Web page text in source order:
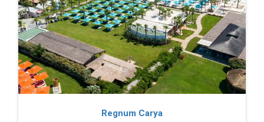
Regnum Carya